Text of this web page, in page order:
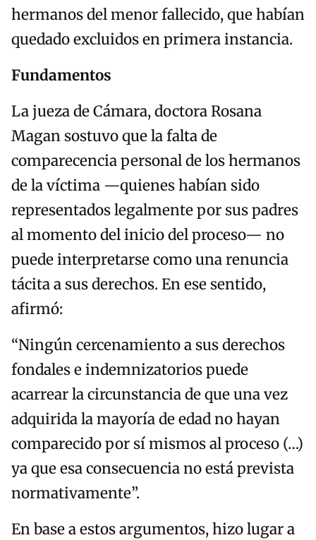
hermanos del menor fallecido, que habían
quedado excluidos en primera instancia.
Fundamentos
La jueza de Cámara, doctora Rosana
Magan sostuvo que la falta de
comparecencia personal de los hermanos
de la víctima —quienes habían sido
representados legalmente por sus padres
al momento del inicio del proceso— no
puede interpretarse como una renuncia
tácita a sus derechos. En ese sentido,
afirmó:
“Ningún cercenamiento a sus derechos
fondales e indemnizatorios puede
acarrear la circunstancia de que una vez
adquirida la mayoría de edad no hayan
comparecido por sí mismos al proceso (…)
ya que esa consecuencia no está prevista
normativamente”.
En base a estos argumentos, hizo lugar a